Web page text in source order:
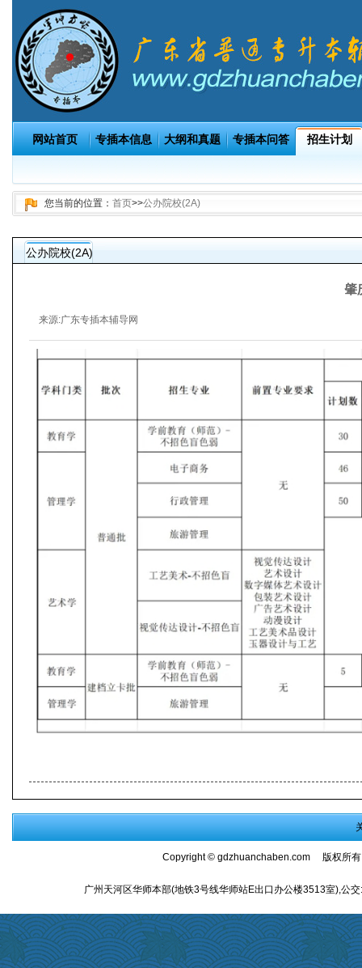
网站首页 专插本信息 大纲和真题 专插本问答 招生计划
您当前的位置： 首页>>公办院校(2A)
公办院校(2A)
肇
来源:广东专插本辅导网
Copyright © gdzhuanchaben.com版权所
广州天河区华师本部(地铁3号线华师站E出口办公楼3513室),公